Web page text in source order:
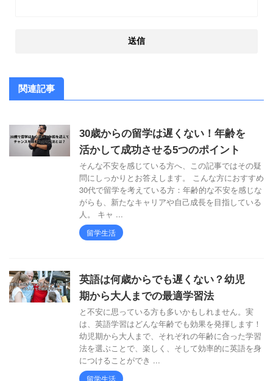
関連記事
30歳からの留学は遅くない！年齢を
活かして成功させる5つのポイント
そんな不安を感じている方へ、この記事ではその疑
問にしっかりとお答えします。 こんな方におすすめ
30代で留学を考えている方：年齢的な不安を感じな
がらも、新たなキャリアや自己成長を目指している
人。 キャ ...
留学生活
英語は何歳からでも遅くない？幼児
期から大人までの最適学習法
と不安に思っている方も多いかもしれません。実
は、英語学習はどんな年齢でも効果を発揮します！
幼児期から大人まで、それぞれの年齢に合った学習
法を選ぶことで、楽しく、そして効率的に英語を身
につけることができ ...
留学生活